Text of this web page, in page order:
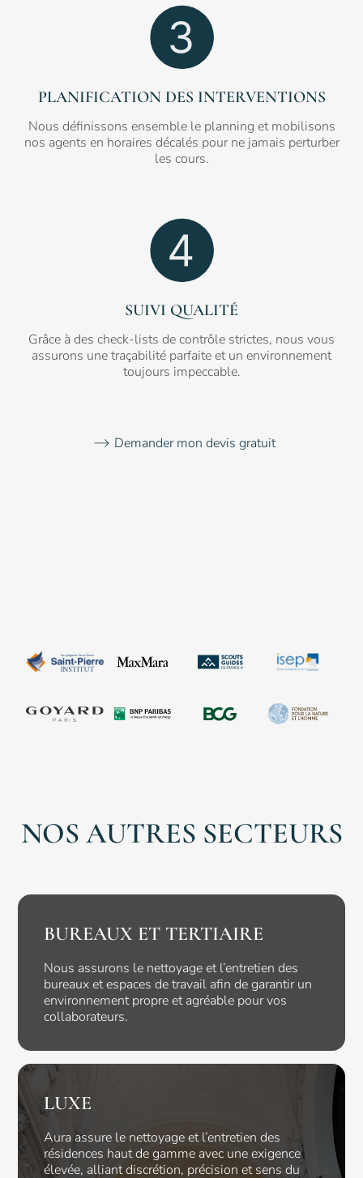
PLANIFICATION DES INTERVENTIONS
Nous définissons ensemble le planning et mobilisons
nos agents en horaires décalés pour ne jamais perturber
les cours.
SUIVI QUALITÉ
Grâce à des check-lists de contrôle strictes, nous vous
assurons une traçabilité parfaite et un environnement
toujours impeccable.
Demander mon devis gratuit
NOS AUTRES SECTEURS
BUREAUX ET TERTIAIRE
Nous assurons le nettoyage et l’entretien des
bureaux et espaces de travail afin de garantir un
environnement propre et agréable pour vos
collaborateurs.
LUXE
Aura assure le nettoyage et l’entretien des
résidences haut de gamme avec une exigence
élevée, alliant discrétion, précision et sens du